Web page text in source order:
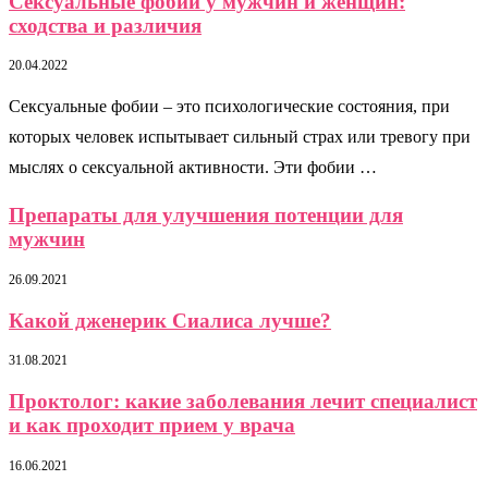
сходства и различия
20.04.2022
Сексуальные фобии – это психологические состояния, при
которых человек испытывает сильный страх или тревогу при
мыслях о сексуальной активности. Эти фобии …
Препараты для улучшения потенции для
мужчин
26.09.2021
Какой дженерик Сиалиса лучше?
31.08.2021
Проктолог: какие заболевания лечит специалист
и как проходит прием у врача
16.06.2021